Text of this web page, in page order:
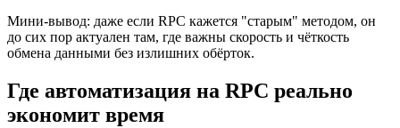
Мини-вывод: даже если RPC кажется "старым" методом, он
до сих пор актуален там, где важны скорость и чёткость
обмена данными без излишних обёрток.
Где автоматизация на RPC реально
экономит время